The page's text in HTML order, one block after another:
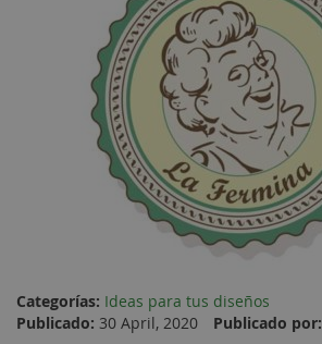
Categorías: Ideas para tus diseños
Publicado: 30 April, 2020 Publicado por: